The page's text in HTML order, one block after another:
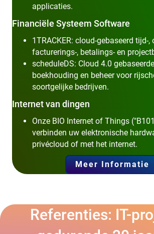
applicaties.
Financiële Systeem Software
1TRACKER: cloud-gebaseerd tijd-,
facturerings-, betalings- en
scheduleDS: Cloud 4.0
boekhouding en beheer voor
soortgelijke bedrijven.
Internet van dingen
Onze BIO Internet of Things
verbinden uw elektronische
privécloud of met het internet.
Meer Informatie
Referenties: IT-